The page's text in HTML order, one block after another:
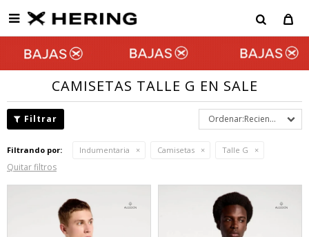

CAMISETAS TALLE G EN SALE
Recientes
Filtrando por: Indumentaria Camisetas Talle G
Quitar filtros